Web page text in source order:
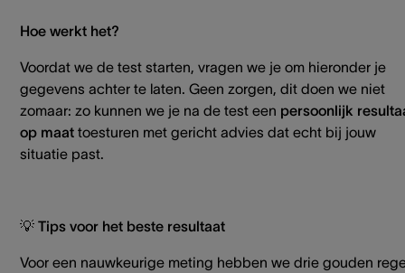
Hoe werkt het?
Voordat we de test starten, vragen we je om hieronder je
gegevens achter te laten. Geen zorgen, dit doen we niet
zomaar: zo kunnen we je na de test een persoonlijk
op maat toesturen met gericht advies dat echt bij jouw
situatie past.
💡 Tips voor het beste resultaat
Voor een nauwkeurige meting hebben we drie gouden